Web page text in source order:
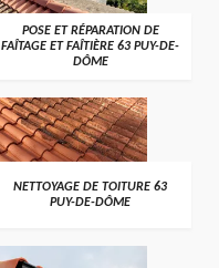
POSE ET RÉPARATION DE
FAÎTAGE ET FAÎTIÈRE 63 PUY-DE-
DÔME
NETTOYAGE DE TOITURE 63
PUY-DE-DÔME